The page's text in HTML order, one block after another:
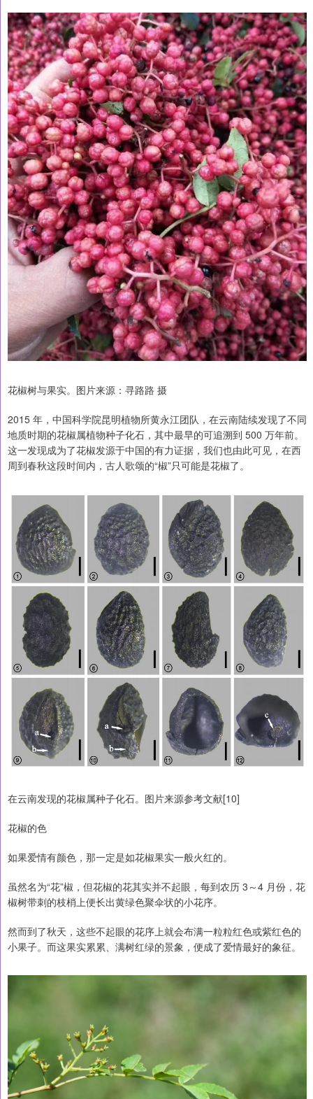
花椒树与果实。图片来源：寻路路 摄
2015 年，中国科学院昆明植物所黄永江团队，在云南陆续发现了不同
地质时期的花椒属植物种子化石，其中最早的可追溯到 500 万年前。
这一发现成为了花椒发源于中国的有力证据，我们也由此可见，在西
周到春秋这段时间内，古人歌颂的“椒”只可能是花椒了。
在云南发现的花椒属种子化石。图片来源参考文献[10]
花椒的色
如果爱情有颜色，那一定是如花椒果实一般火红的。
虽然名为“花”椒，但花椒的花其实并不起眼，每到农历 3～4 月份，花
椒树带刺的枝梢上便长出黄绿色聚伞状的小花序。
然而到了秋天，这些不起眼的花序上就会布满一粒粒红色或紫红色的
小果子。而这果实累累、满树红绿的景象，便成了爱情最好的象征。